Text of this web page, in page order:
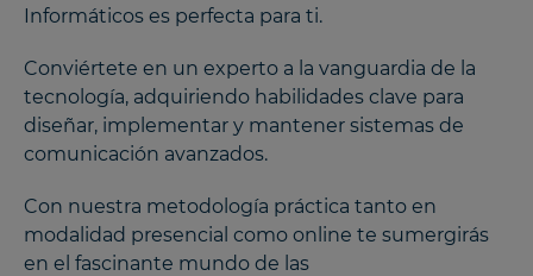
Informáticos es perfecta para ti.
Conviértete en un experto a la vanguardia de la
tecnología, adquiriendo habilidades clave para
diseñar, implementar y mantener sistemas de
comunicación avanzados.
Con nuestra metodología práctica tanto en
modalidad presencial como online te sumergirás
en el fascinante mundo de las